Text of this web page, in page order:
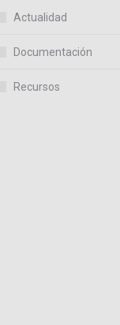
Actualidad
Documentación
Recursos